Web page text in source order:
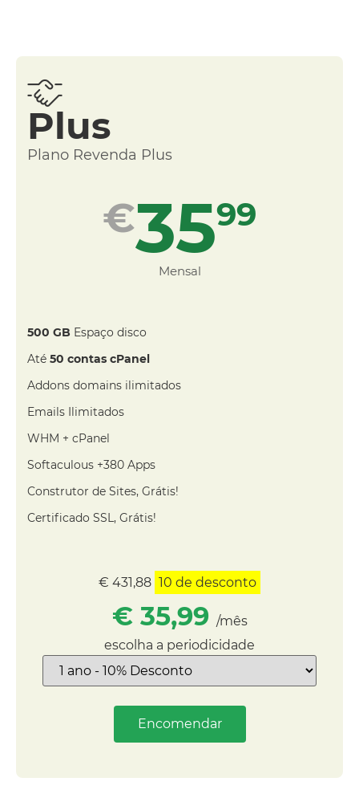
Plus
Plano Revenda Plus
€3599
Mensal
500 GB Espaço disco
Até 50 contas cPanel
Addons domains ilimitados
Emails Ilimitados
WHM + cPanel
Softaculous +380 Apps
Construtor de Sites, Grátis!
Certificado SSL, Grátis!
€ 431,88 10 de desconto
€ 35,99 /mês
escolha a periodicidade
Encomendar